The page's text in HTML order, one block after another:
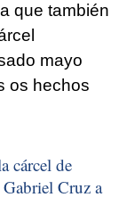
que también
mayo
os hechos
cárcel de
Cruz a